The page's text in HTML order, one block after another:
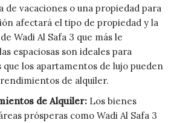
de vacaciones o una propiedad para
afectará el tipo de propiedad y la
Wadi Al Safa 3 que más le
espaciosas son ideales para
los apartamentos de lujo pueden
de alquiler.
de Alquiler: Los bienes
prósperas como Wadi Al Safa 3